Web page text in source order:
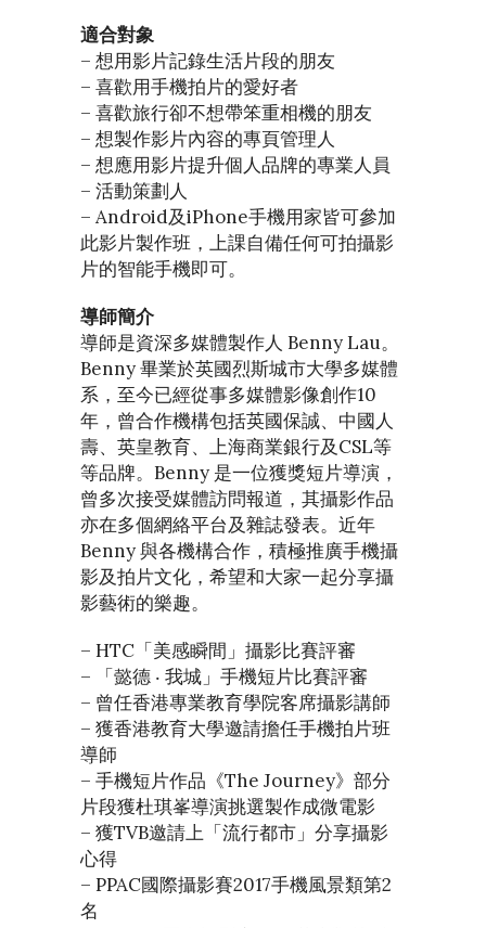
適合對象
– 想用影片記錄生活片段的朋友
– 喜歡用手機拍片的愛好者
– 喜歡旅行卻不想帶笨重相機的朋友
– 想製作影片內容的專頁管理人
– 想應用影片提升個人品牌的專業人員
– 活動策劃人
– Android及iPhone手機用家皆可參加
此影片製作班，上課自備任何可拍攝影
片的智能手機即可。
導師簡介
導師是資深多媒體製作人 Benny Lau。
Benny 畢業於英國烈斯城市大學多媒體
系，至今已經從事多媒體影像創作10
年，曾合作機構包括英國保誠、中國人
壽、英皇教育、上海商業銀行及CSL等
等品牌。Benny 是一位獲獎短片導演，
曾多次接受媒體訪問報道，其攝影作品
亦在多個網絡平台及雜誌發表。近年
Benny 與各機構合作，積極推廣手機攝
影及拍片文化，希望和大家一起分享攝
影藝術的樂趣。
– HTC「美感瞬間」攝影比賽評審
– 「懿德 ‧ 我城」手機短片比賽評審
– 曾任香港專業教育學院客席攝影講師
– 獲香港教育大學邀請擔任手機拍片班
導師
– 手機短片作品《The Journey》部分
片段獲杜琪峯導演挑選製作成微電影
– 獲TVB邀請上「流行都市」分享攝影
心得
– PPAC國際攝影賽2017手機風景類第2
名